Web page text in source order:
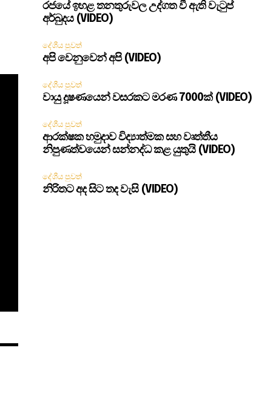
රජයේ ඉහළ තනතුරුවල උද්ගත වී ඇති වැටුප්
අර්බුදය (VIDEO)
දේශීය පුවත්
අපි වෙනුවෙන් අපි (VIDEO)
දේශීය පුවත්
වායු දූෂණයෙන් වසරකට මරණ 7000ක් (VIDEO)
දේශීය පුවත්
ආරක්ෂක හමුදාව විද්‍යාත්මක සහ වෘත්තීය
නිපුණත්වයෙන් සන්නද්ධ කළ යුතුයි (VIDEO)
දේශීය පුවත්
නිරිතට අද සිට තද වැසි (VIDEO)